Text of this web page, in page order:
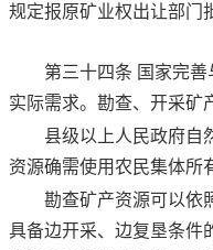
规定报原矿业权出让部门
第三十四条 国家完
实际需求。勘查、开采矿
县级以上人民政府自
资源确需使用农民集体所
勘查矿产资源可以依
具备边开采、边复垦条件